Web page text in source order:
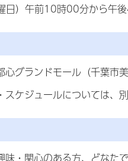
日）午前10時00分から午
心グランドモール（千葉市
ケジュールについては、
・関心のある方、どなた